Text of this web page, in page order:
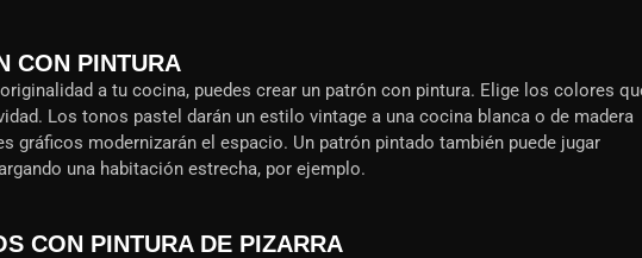
CON PINTURA
a tu cocina, puedes crear un patrón con pintura. Elige los colores
Los tonos pastel darán un estilo vintage a una cocina blanca o de madera
gráficos modernizarán el espacio. Un patrón pintado también puede jugar
una habitación estrecha, por ejemplo.
CON PINTURA DE PIZARRA